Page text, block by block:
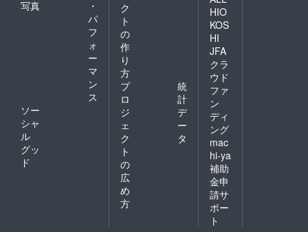
写真
・
パ
フ
ォ
ー
マ
ン
ス
ソー
シャ
ル
グッ
ド
ク
ト
の
作
り
方
プ
ロ
ジ
ェ
ク
ト
の
広
め
方
統
計
デ
ー
タ
HIO
KOS
HI
JFA
クラ
ウド
ファ
ン
ディ
ング
mac
hi-ya
補助
金申
請サ
ポー
ト